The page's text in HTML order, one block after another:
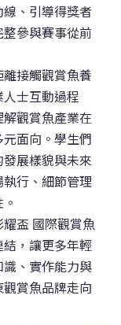
、引導得獎者
參與賽事從前
接觸觀賞魚養
士互動過程
觀賞魚產業在
面向。學生們
展樣貌與未來
行、細節管理
盃 國際觀賞魚
，讓更多年輕
、實作能力與
賞魚品牌走向